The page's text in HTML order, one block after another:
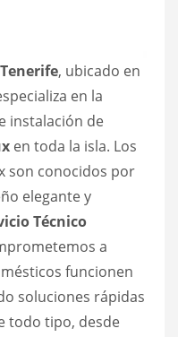
, ubicado en
en la
instalación de
en toda la isla. Los
son conocidos por
elegante y
Técnico
a
funcionen
soluciones rápidas
todo tipo, desde